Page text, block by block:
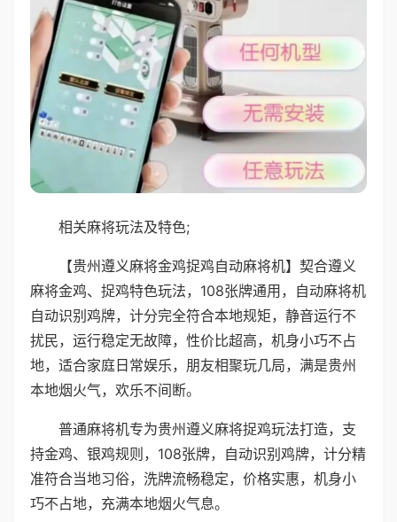
相关麻将玩法及特色;
【贵州遵义麻将金鸡捉鸡自动麻将机】契合遵义
麻将金鸡、捉鸡特色玩法，108张牌通用，自动麻将机
自动识别鸡牌，计分完全符合本地规矩，静音运行不
扰民，运行稳定无故障，性价比超高，机身小巧不占
地，适合家庭日常娱乐，朋友相聚玩几局，满是贵州
本地烟火气，欢乐不间断。
普通麻将机专为贵州遵义麻将捉鸡玩法打造，支
持金鸡、银鸡规则，108张牌，自动识别鸡牌，计分精
准符合当地习俗，洗牌流畅稳定，价格实惠，机身小
巧不占地，充满本地烟火气息。